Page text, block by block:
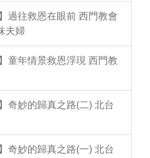
過往救恩在眼前 西門教會
夫婦
童年情景救恩浮現 西門教
奇妙的歸真之路(二) 北台
奇妙的歸真之路(一) 北台